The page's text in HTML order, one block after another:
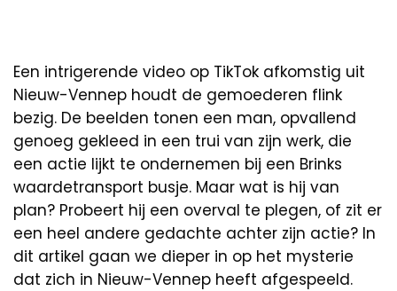
Een intrigerende video op TikTok afkomstig uit
Nieuw-Vennep houdt de gemoederen flink
bezig. De beelden tonen een man, opvallend
genoeg gekleed in een trui van zijn werk, die
een actie lijkt te ondernemen bij een Brinks
waardetransport busje. Maar wat is hij van
plan? Probeert hij een overval te plegen, of zit er
een heel andere gedachte achter zijn actie? In
dit artikel gaan we dieper in op het mysterie
dat zich in Nieuw-Vennep heeft afgespeeld.